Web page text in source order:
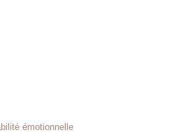
émotionnelle